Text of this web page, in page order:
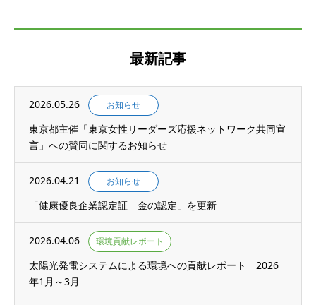
最新記事
2026.05.26 お知らせ
東京都主催「東京女性リーダーズ応援ネットワーク共同宣
言」への賛同に関するお知らせ
2026.04.21 お知らせ
「健康優良企業認定証 金の認定」を更新
2026.04.06 環境貢献レポート
太陽光発電システムによる環境への貢献レポート 2026
年1月～3月